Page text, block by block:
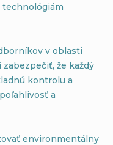
v oblasti
že každý
kontrolu a
a
environmentálny